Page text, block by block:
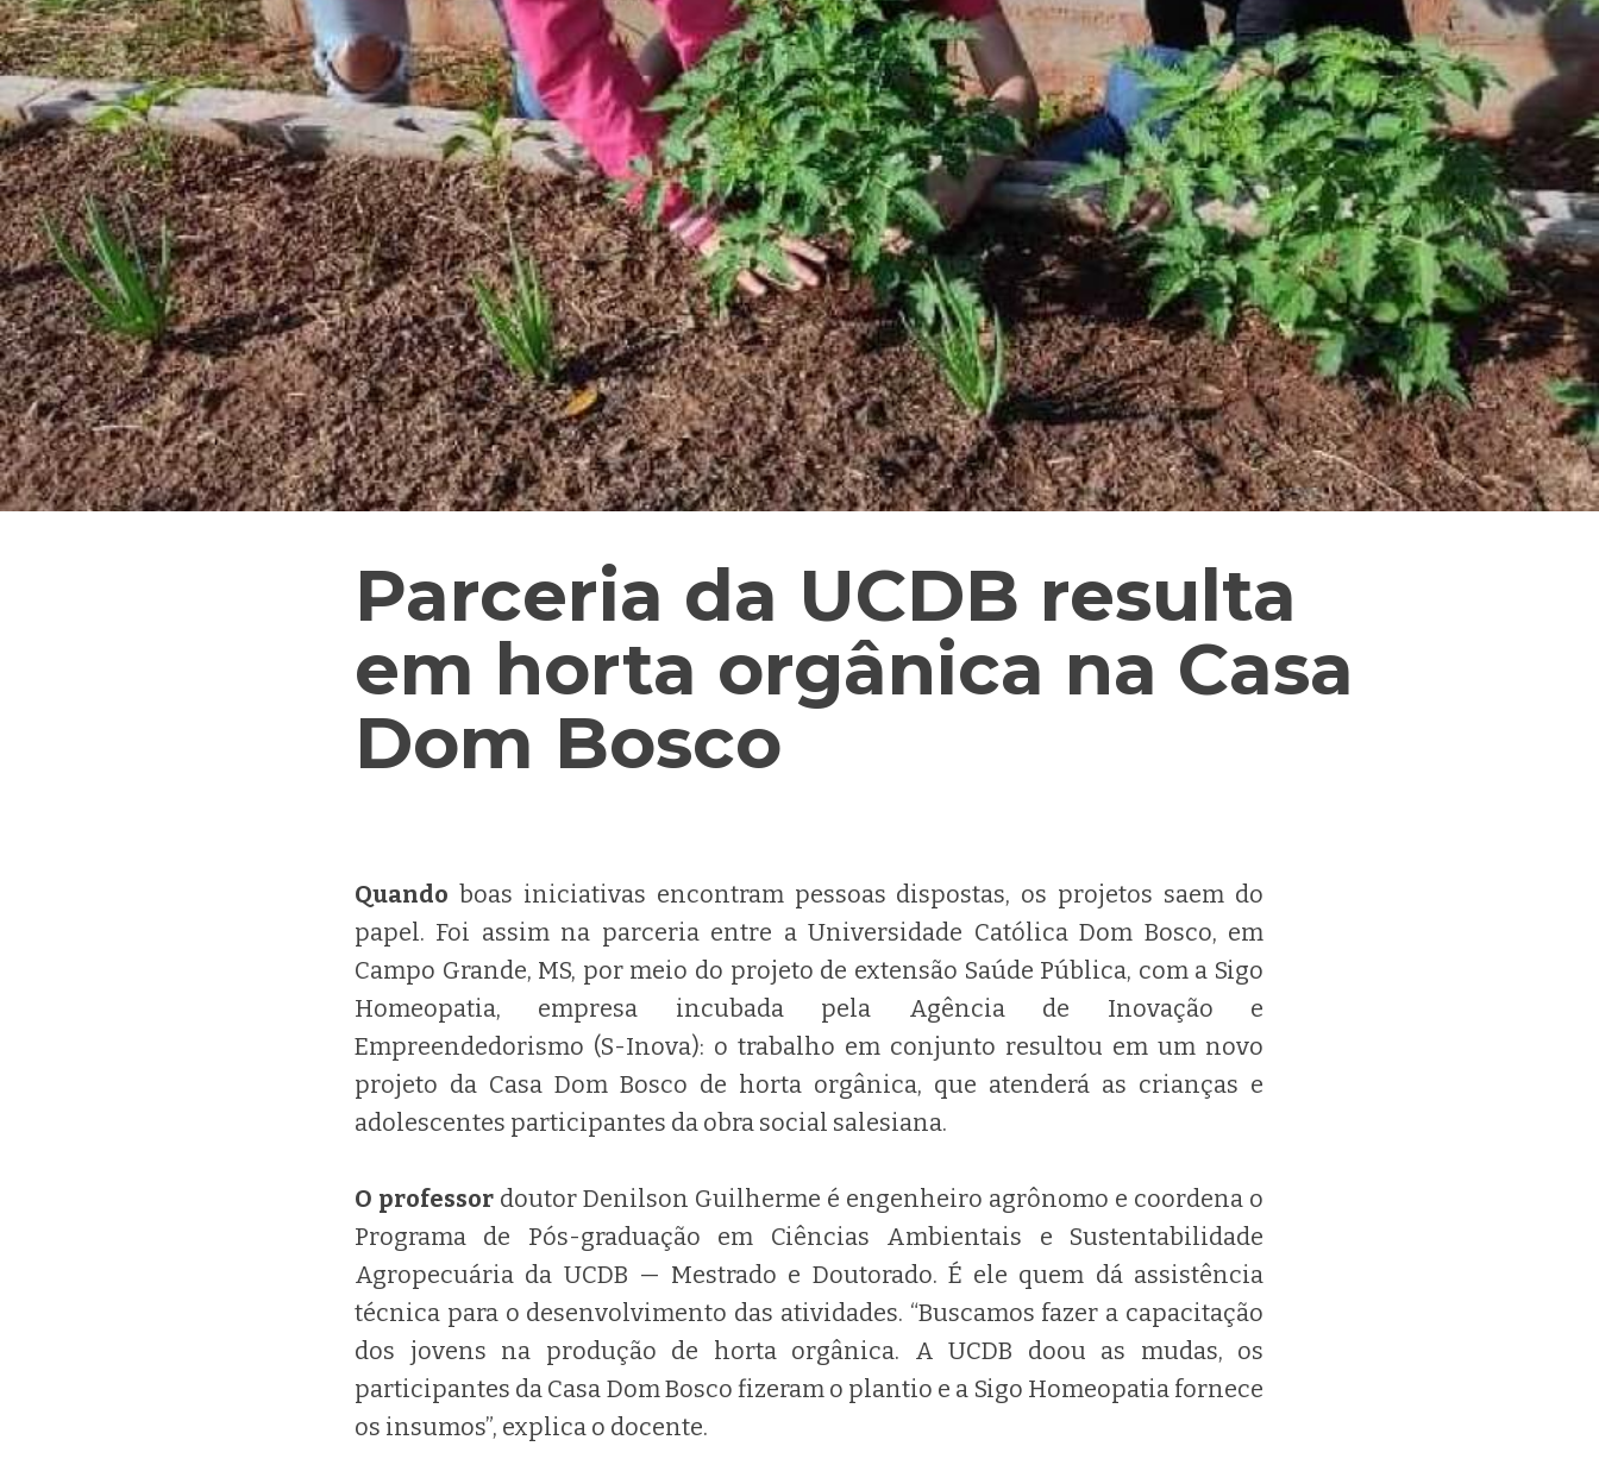
Parceria da UCDB resulta
em horta orgânica na Casa
Dom Bosco
Quando boas iniciativas encontram pessoas dispostas, os projetos saem do
papel. Foi assim na parceria entre a Universidade Católica Dom Bosco, em
Campo Grande, MS, por meio do projeto de extensão Saúde Pública, com a Sigo
Homeopatia, empresa incubada pela Agência de Inovação e
Empreendedorismo (S-Inova): o trabalho em conjunto resultou em um novo
projeto da Casa Dom Bosco de horta orgânica, que atenderá as crianças e
adolescentes participantes da obra social salesiana.
O professor doutor Denilson Guilherme é engenheiro agrônomo e coordena o
Programa de Pós-graduação em Ciências Ambientais e Sustentabilidade
Agropecuária da UCDB — Mestrado e Doutorado. É ele quem dá assistência
técnica para o desenvolvimento das atividades. “Buscamos fazer a capacitação
dos jovens na produção de horta orgânica. A UCDB doou as mudas, os
participantes da Casa Dom Bosco fizeram o plantio e a Sigo Homeopatia fornece
os insumos”, explica o docente.